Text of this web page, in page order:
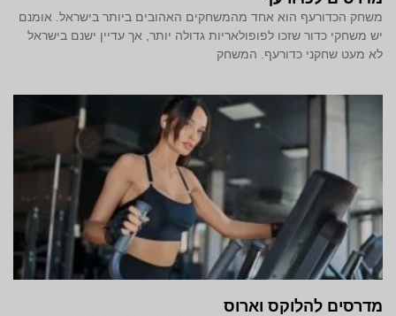
משחק הכדורעף הוא אחד מהמשחקים האהובים ביותר בישראל. אומנם
יש משחקי כדור שזכו לפופולאריות גדולה יותר, אך עדיין ישנם בישראל
לא מעט שחקני כדורעף. המשחק
מדרסים להלוקס וארוס